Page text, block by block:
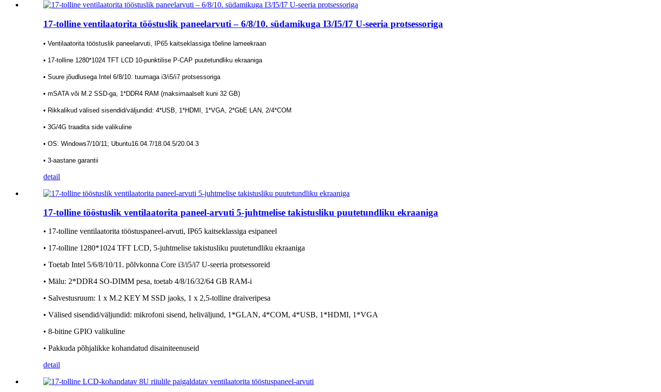
17-tolline ventilaatorita tööstuslik paneelarvuti – 6/8/10. südamikuga I3/I5/I7 U-seeria protsessoriga
• Ventilaatorita tööstuslik paneelarvuti, IP65 kaitseklassiga tõeline lameekraan
• 17-tolline 1280*1024 TFT LCD 10-punktilise P-CAP puutetundliku ekraaniga
• Suure jõudlusega Intel 6/8/10. tuumaga i3/i5/i7 protsessoriga
• mSATA või M.2 SSD-ga, 1*DDR4 RAM (maksimaalselt kuni 32 GB)
• Rikkalikud välised sisendid/väljundid: 4*USB, 1*HDMI, 1*VGA, 2*GbE LAN, 2/4*COM
• 3G/4G traadita side valikuline
• OS: Windows7/10/11; Ubuntu16.04.7/18.04.5/20.04.3
• 3-aastane garantii
detail
17-tolline tööstuslik ventilaatorita paneel-arvuti 5-juhtmelise takistusliku puutetundliku ekraaniga
• 17-tolline ventilaatorita tööstuspaneel-arvuti, IP65 kaitseklassiga esipaneel
• 17-tolline 1280*1024 TFT LCD, 5-juhtmelise takistusliku puutetundliku ekraaniga
• Toetab Intel 5/6/8/10/11. põlvkonna Core i3/i5/i7 U-seeria protsessoreid
• Mälu: 2*DDR4 SO-DIMM pesa, toetab 4/8/16/32/64 GB RAM-i
• Salvestusruum: 1 x M.2 KEY M SSD jaoks, 1 x 2,5-tolline draiveripesa
• Välised sisendid/väljundid: mikrofoni sisend, heliväljund, 1*GLAN, 4*COM, 4*USB, 1*HDMI, 1*VGA
• 8-bitine GPIO valikuline
• Pakkuda põhjalikke kohandatud disainiteenuseid
detail